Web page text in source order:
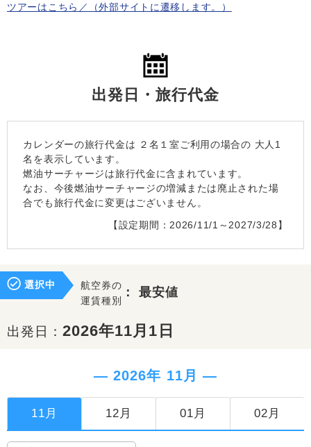
ツアーはこちら／（外部サイトに遷移します。）
出発日・旅行代金
カレンダーの旅行代金は ２名１室 ご利用の場合の 大人1
名を表示しています。
燃油サーチャージは旅行代金に含まれています。
なお、今後燃油サーチャージの増減または廃止された場
合でも旅行代金に変更はございません。
【設定期間：2026/11/1～2027/3/28】
選択中
航空券の
運賃種別
：最安値
出発日： 2026年11月1日
― 2026年 11月 ―
11月 12月 01月 02月